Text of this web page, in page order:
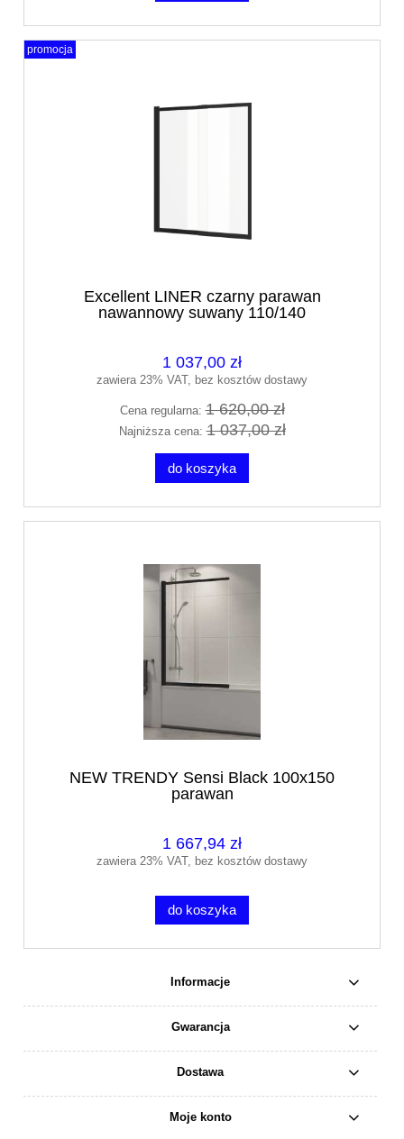
Excellent LINER czarny parawan
nawannowy suwany 110/140
1 037,00 zł
zawiera 23% VAT, bez kosztów dostawy
Cena regularna:1 620,00 zł
Najniższa cena:1 037,00 zł
do koszyka
promocja
NEW TRENDY Sensi Black 100x150
parawan
1 667,94 zł
zawiera 23% VAT, bez kosztów dostawy
do koszyka
Informacje
Gwarancja
Dostawa
Moje konto